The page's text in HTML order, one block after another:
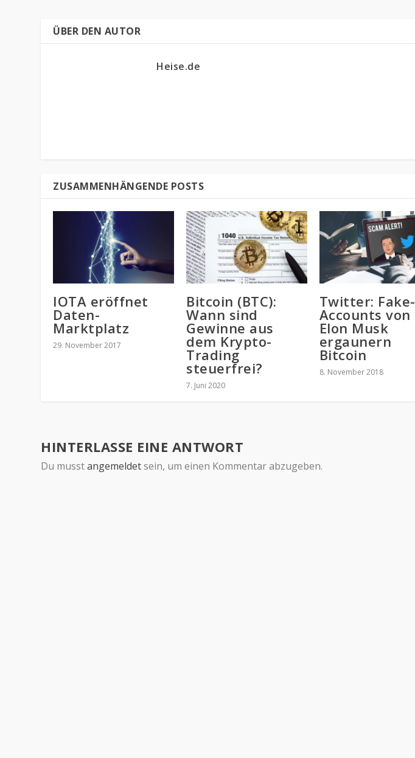
ÜBER DEN AUTOR
Heise.de
ZUSAMMENHÄNGENDE POSTS
IOTA eröffnet
Daten-
Marktplatz
29. November 2017
Bitcoin (BTC):
Wann sind
Gewinne aus
dem Krypto-
Trading
steuerfrei?
7. Juni 2020
Twitter: Fake-
Accounts von
Elon Musk
ergaunern
Bitcoin
8. November 2018
HINTERLASSE EINE ANTWORT
Du musstangemeldetsein, um einen Kommentar abzugeben.